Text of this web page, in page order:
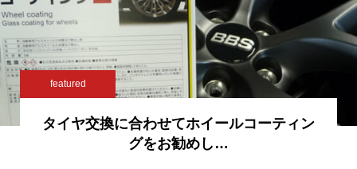
featured
タイヤ交換に合わせてホイールコーティン
グをお勧めし…